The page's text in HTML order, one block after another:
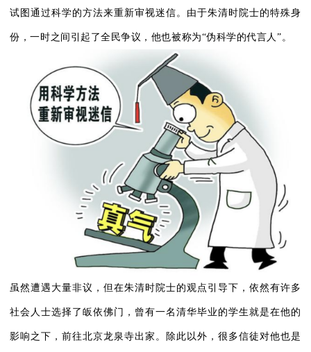
试图通过科学的方法来重新审视迷信。由于朱清时院士的特殊身
份，一时之间引起了全民争议，他也被称为“伪科学的代言人”。
虽然遭遇大量非议，但在朱清时院士的观点引导下，依然有许多
社会人士选择了皈依佛门，曾有一名清华毕业的学生就是在他的
影响之下，前往北京龙泉寺出家。除此以外，很多信徒对他也是